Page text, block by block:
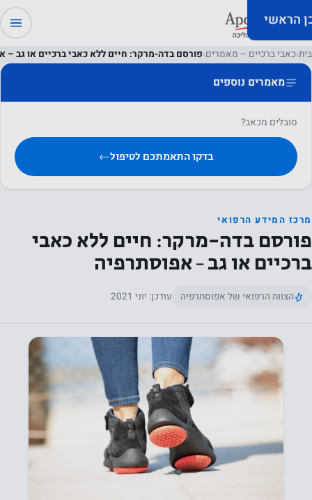
הראשי
בית›כאבי ברכיים – מאמרים›פורסם בדה-מרקר: חיים ללא כאבי ברכיים או גב –
מאמרים נוספים
סובלים מכאב?
בדקו התאמתכם לטיפול←
מרכז המידע הרפואי
פורסם בדה-מרקר: חיים ללא כאבי
ברכיים או גב – אפוסתרפיה
הצוות הרפואי של אפוסתרפיה עודכן: יוני 2021